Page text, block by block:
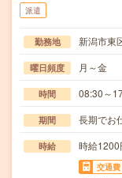
派遣
勤務地 新潟市東
曜日頻度 月～金
時間 08:30～
期間 長期でお
時給 時給1200
交通費